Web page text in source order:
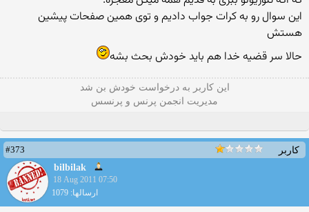
این سوال رو به کرات جواب دادیم و توی همین صفحات پیشین
هستش
حالا سر قضیه خدا هم باید خودش بحث بشه
این كاربر به درخواست خودش بن شد
مدیریت انجمن پرنس و پرنسس
کاربر
#373
bilbilak
18 Aug 2011 07:50
ارسالها: 1079